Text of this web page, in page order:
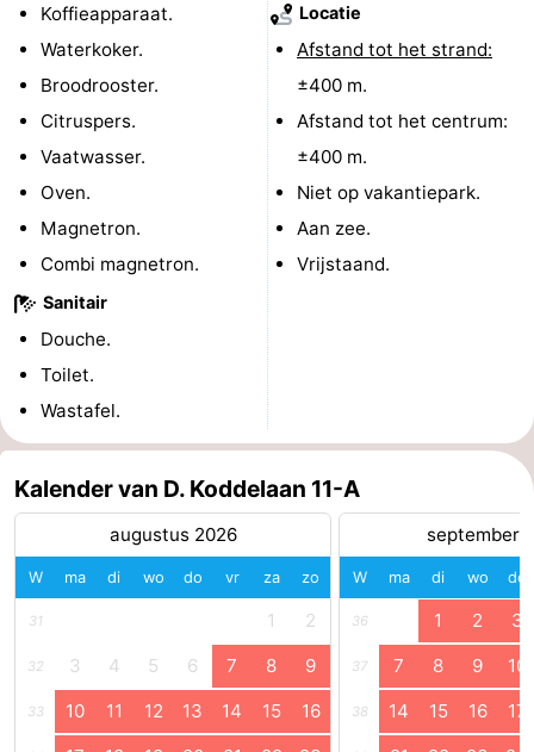
Koffieapparaat.
Waterkoker.
Broodrooster.
Citruspers.
Vaatwasser.
Oven.
Magnetron.
Combi magnetron.
Sanitair
Douche.
Toilet.
Wastafel.
Locatie
Afstand tot het strand:
±400 m.
Afstand tot het centrum:
±400 m.
Niet op vakantiepark.
Aan zee.
Vrijstaand.
Kalender van D. Koddelaan 11-A
augustus 2026
W ma di wo do vr za zo
31 1 2
32 3 4 5 6 7 8 9
33 10 11 12 13 14 15 16
september
W ma di wo do
36 1 2 3
37 7 8 9 10
38 14 15 16 17